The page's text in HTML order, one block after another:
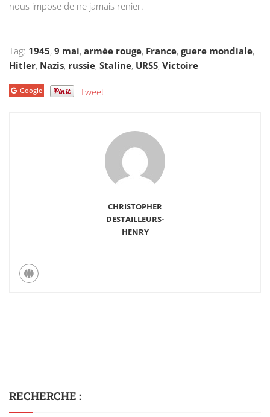
nous impose de ne jamais renier.
Tag: 1945, 9 mai, armée rouge, France, guere mondiale,
Hitler, Nazis, russie, Staline, URSS, Victoire
Google Tweet
CHRISTOPHER
DESTAILLEURS-
HENRY
RECHERCHE :